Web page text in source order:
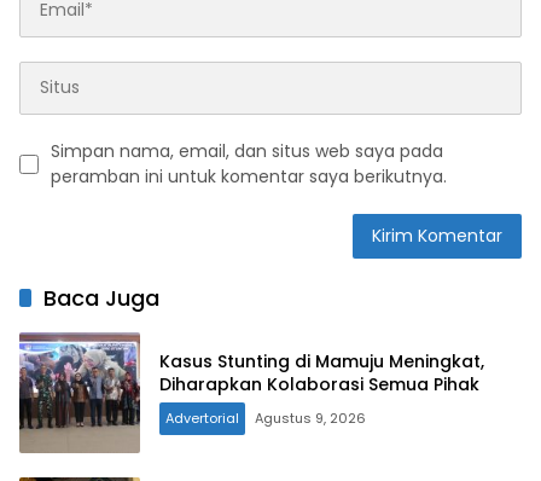
Simpan nama, email, dan situs web saya pada
peramban ini untuk komentar saya berikutnya.
Baca Juga
Kasus Stunting di Mamuju Meningkat,
Diharapkan Kolaborasi Semua Pihak
Advertorial Agustus 9, 2026